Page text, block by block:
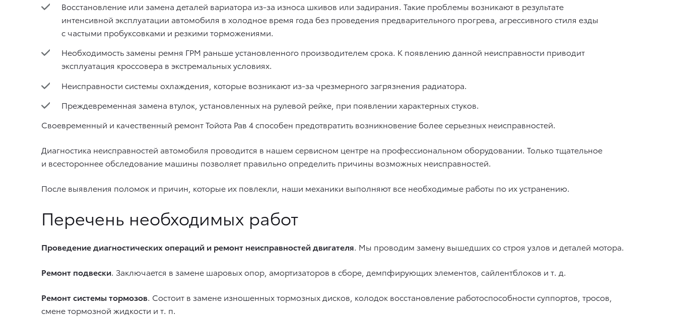
Восстановление или замена деталей вариатора из-за износа шкивов или задирания. Такие проблемы возникают в результате
интенсивной эксплуатации автомобиля в холодное время года без проведения предварительного прогрева, агрессивного стиля езды
с частыми пробуксовками и резкими торможениями.
Необходимость замены ремня ГРМ раньше установленного производителем срока. К появлению данной неисправности приводит
эксплуатация кроссовера в экстремальных условиях.
Неисправности системы охлаждения, которые возникают из-за чрезмерного загрязнения радиатора.
Преждевременная замена втулок, установленных на рулевой рейке, при появлении характерных стуков.
Своевременный и качественный ремонт Тойота Рав 4 способен предотвратить возникновение более серьезных неисправностей.
Диагностика неисправностей автомобиля проводится в нашем сервисном центре на профессиональном оборудовании. Только тщательное
и всестороннее обследование машины позволяет правильно определить причины возможных неисправностей.
После выявления поломок и причин, которые их повлекли, наши механики выполняют все необходимые работы по их устранению.
Перечень необходимых работ
Проведение диагностических операций и ремонт неисправностей двигателя. Мы проводим замену вышедших со строя узлов и деталей мотора.
Ремонт подвески. Заключается в замене шаровых опор, амортизаторов в сборе, демпфирующих элементов, сайлентблоков и т. д.
Ремонт системы тормозов. Состоит в замене изношенных тормозных дисков, колодок восстановление работоспособности суппортов, тросов,
смене тормозной жидкости и т. п.